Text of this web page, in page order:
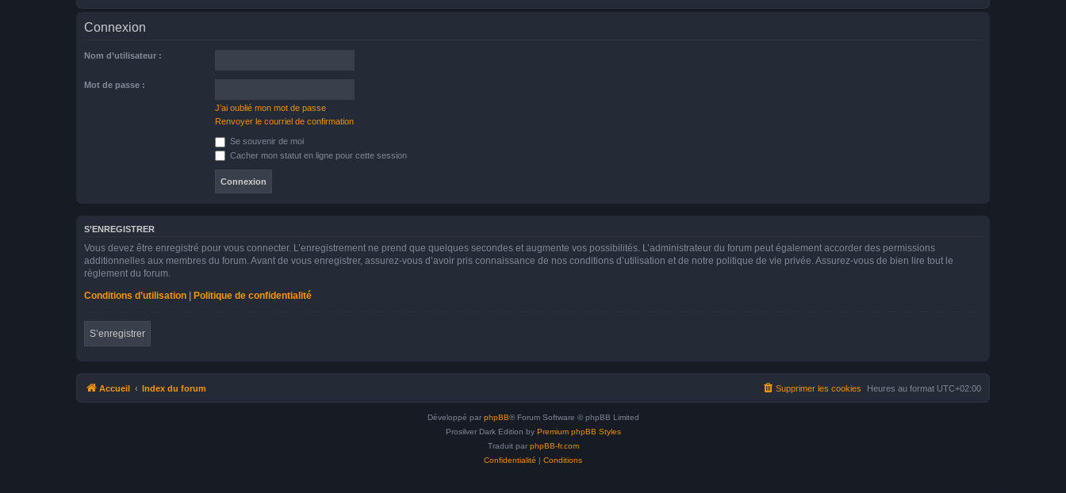
Connexion
Nom d’utilisateur :
Mot de passe :
J’ai oublié mon mot de passe
Renvoyer le courriel de confirmation
Se souvenir de moi
Cacher mon statut en ligne pour cette session
S’ENREGISTRER
Vous devez être enregistré pour vous connecter. L’enregistrement ne prend que quelques secondes et augmente vos possibilités. L’administrateur du forum peut également accorder des permissions
additionnelles aux membres du forum. Avant de vous enregistrer, assurez-vous d’avoir pris connaissance de nos conditions d’utilisation et de notre politique de vie privée. Assurez-vous de bien lire tout le
règlement du forum.
Conditions d’utilisation | Politique de confidentialité
S’enregistrer
Accueil Index du forum Heures au format UTC+02:00
Supprimer les cookies
Développé par phpBB® Forum Software © phpBB Limited
Prosilver Dark Edition by Premium phpBB Styles
Traduit par phpBB-fr.com
Confidentialité | Conditions